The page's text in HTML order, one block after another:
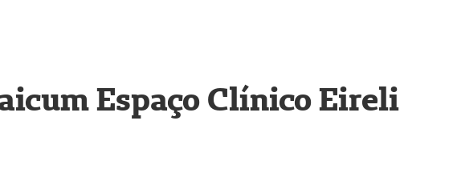
Espaço Clínico Eireli